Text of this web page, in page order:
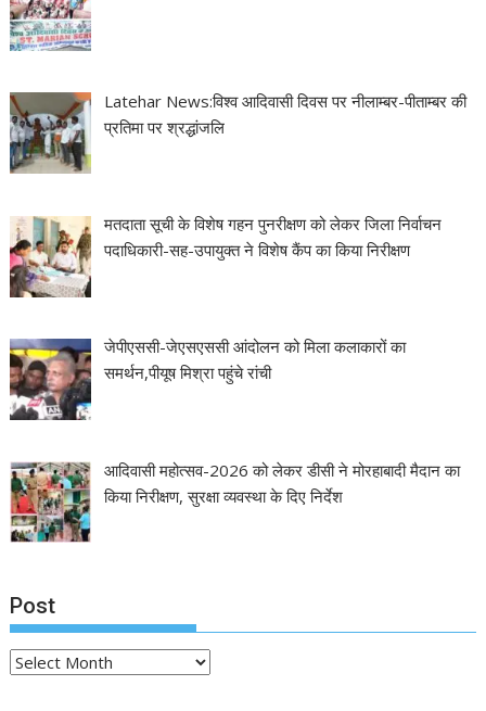
Latehar News:विश्व आदिवासी दिवस पर नीलाम्बर-पीताम्बर की
प्रतिमा पर श्रद्धांजलि
मतदाता सूची के विशेष गहन पुनरीक्षण को लेकर जिला निर्वाचन
पदाधिकारी-सह-उपायुक्त ने विशेष कैंप का किया निरीक्षण
जेपीएससी-जेएसएससी आंदोलन को मिला कलाकारों का
समर्थन,पीयूष मिश्रा पहुंचे रांची
आदिवासी महोत्सव-2026 को लेकर डीसी ने मोरहाबादी मैदान का
किया निरीक्षण, सुरक्षा व्यवस्था के दिए निर्देश
Post
Post